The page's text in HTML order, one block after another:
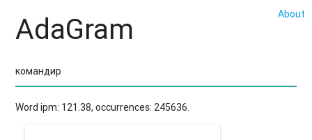
About
AdaGram
Word ipm: 121.38, occurrences: 245636.